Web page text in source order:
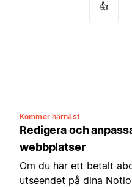
👍
Kommer härnäst
Redigera och
webbplatser
Om du har ett betalt
utseendet på dina